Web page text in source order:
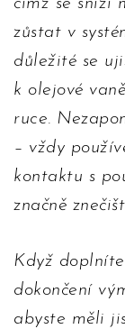
zůstat v
důležité se
k olejové
ruce.
– vždy
kontaktu s
značně
Když
dokončení
abyste měli